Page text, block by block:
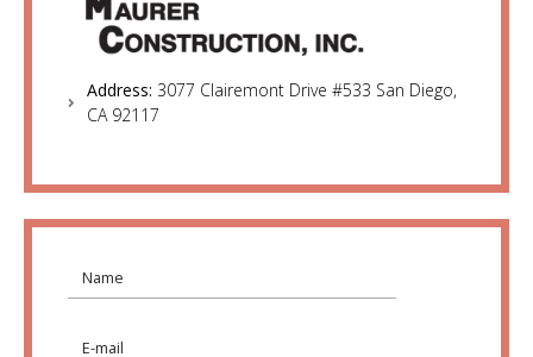
Address: 3077 Clairemont Drive #533 San Diego,
CA 92117